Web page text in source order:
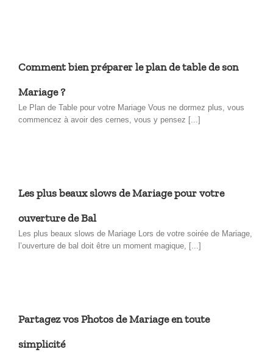
Comment bien préparer le plan de table de son
Mariage ?
Le Plan de Table pour votre Mariage Vous ne dormez plus, vous
commencez à avoir des cernes, vous y pensez [...]
Les plus beaux slows de Mariage pour votre
ouverture de Bal
Les plus beaux slows de Mariage Lors de votre soirée de Mariage,
l’ouverture de bal doit être un moment magique, [...]
Partagez vos Photos de Mariage en toute
simplicité